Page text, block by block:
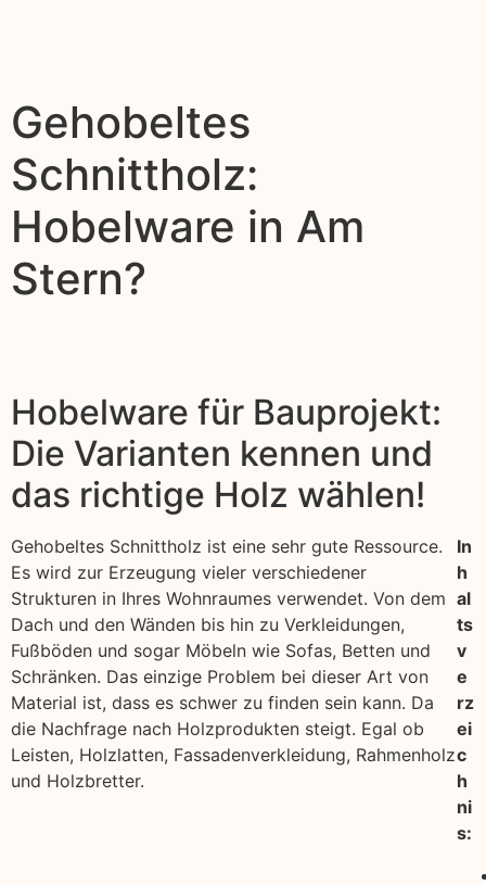
Gehobeltes
Schnittholz:
Hobelware in Am
Stern?
Hobelware für Bauprojekt:
Die Varianten kennen und
das richtige Holz wählen!
Gehobeltes Schnittholz ist eine sehr gute Ressource.
Es wird zur Erzeugung vieler verschiedener
Strukturen in Ihres Wohnraumes verwendet. Von dem
Dach und den Wänden bis hin zu Verkleidungen,
Fußböden und sogar Möbeln wie Sofas, Betten und
Schränken. Das einzige Problem bei dieser Art von
Material ist, dass es schwer zu finden sein kann. Da
die Nachfrage nach Holzprodukten steigt. Egal ob
Leisten, Holzlatten, Fassadenverkleidung, Rahmenholz
und Holzbretter.
In
h
al
ts
v
e
rz
ei
c
h
ni
s: